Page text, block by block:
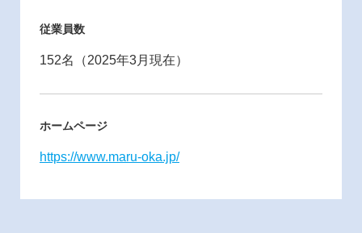
従業員数
152名（2025年3月現在）
ホームページ
https://www.maru-oka.jp/